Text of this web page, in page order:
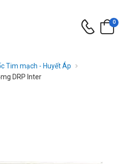
0
Tim mạch - Huyết Áp
DRP Inter